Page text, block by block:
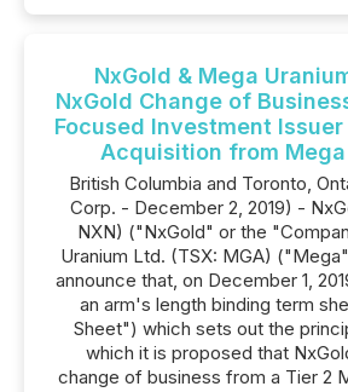
NxGold & Mega
NxGold Change of
Focused Investment
Acquisition from Mega
British Columbia and Toronto,
Corp. - December 2, 2019) -
NXN) ("NxGold" or the
Uranium Ltd. (TSX: MGA)
announce that, on December 1,
an arm's length binding term
Sheet") which sets out the
which it is proposed that
change of business from a Tier 2